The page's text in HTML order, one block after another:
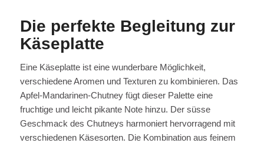
Die perfekte Begleitung zur
Käseplatte
Eine Käseplatte ist eine wunderbare Möglichkeit,
verschiedene Aromen und Texturen zu kombinieren. Das
Apfel-Mandarinen-Chutney fügt dieser Palette eine
fruchtige und leicht pikante Note hinzu. Der süsse
Geschmack des Chutneys harmoniert hervorragend mit
verschiedenen Käsesorten. Die Kombination aus feinem